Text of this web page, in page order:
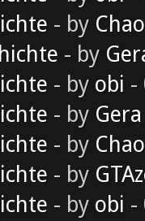
- by
- by
- by obi -
- by Gera
- by
- by
- by obi -